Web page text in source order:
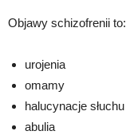
Objawy schizofrenii to:
urojenia
omamy
halucynacje słuchu
abulia